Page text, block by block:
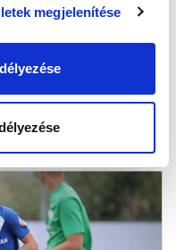
megjelenítése